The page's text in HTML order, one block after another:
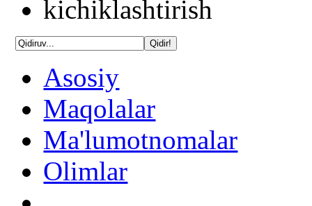
Asosiy
Maqolalar
Ma'lumotnomalar
Olimlar